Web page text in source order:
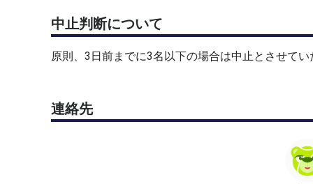
中止判断について
原則、3日前までに3名以下の場合は中止とさせて
連絡先